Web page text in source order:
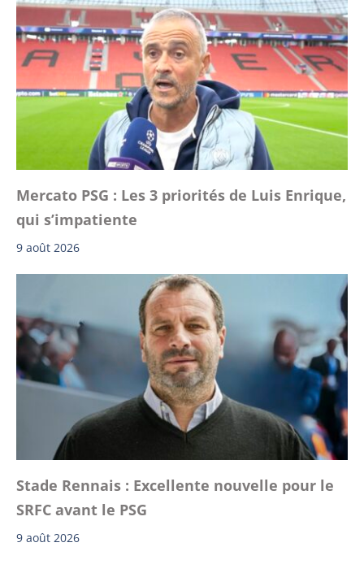
Mercato PSG : Les 3 priorités de Luis Enrique,
qui s’impatiente
9 août 2026
Stade Rennais : Excellente nouvelle pour le
SRFC avant le PSG
9 août 2026